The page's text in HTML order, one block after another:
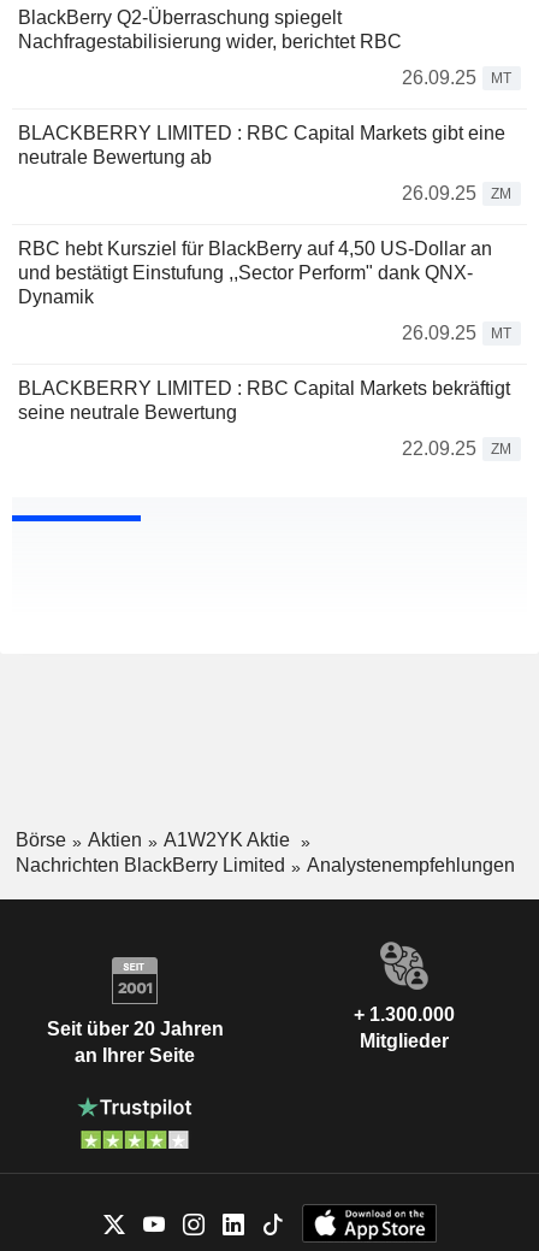
BlackBerry Q2-Überraschung spiegelt
Nachfragestabilisierung wider, berichtet RBC
26.09.25
MT
BLACKBERRY LIMITED : RBC Capital Markets gibt eine
neutrale Bewertung ab
26.09.25
ZM
RBC hebt Kursziel für BlackBerry auf 4,50 US-Dollar an
und bestätigt Einstufung ,,Sector Perform" dank QNX-
Dynamik
26.09.25
MT
BLACKBERRY LIMITED : RBC Capital Markets bekräftigt
seine neutrale Bewertung
22.09.25
ZM
Börse Aktien
A1W2YK Aktie
Nachrichten BlackBerry Limited
Analystenempfehlungen
Seit über 20 Jahren
an Ihrer Seite
+ 1.300.000
Mitglieder